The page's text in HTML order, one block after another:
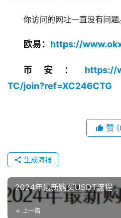
你访问的网址一直没有问题
欧易： https://
币安： https://
TC/join?ref=XC246CTG
赞
生成海报
2024年最新购买USDT流程
上一篇